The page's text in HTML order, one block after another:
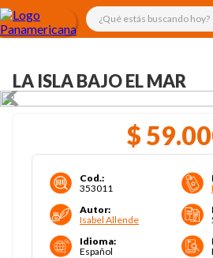
¿Qué estás buscando
LA ISLA BAJO EL MAR
$ 59.
Cod.:
353011
Autor:
Isabel Allende
Idioma:
Español